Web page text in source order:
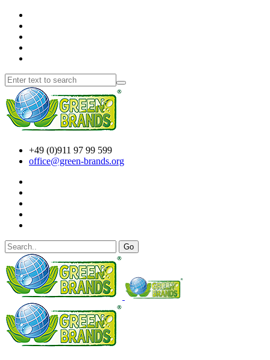
+49 (0)911 97 99 599
office@green-brands.org
Go